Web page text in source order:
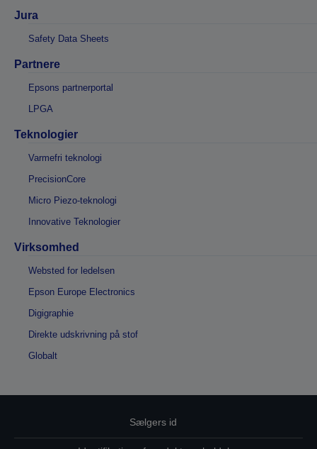
Jura
Safety Data Sheets
Partnere
Epsons partnerportal
LPGA
Teknologier
Varmefri teknologi
PrecisionCore
Micro Piezo-teknologi
Innovative Teknologier
Virksomhed
Websted for ledelsen
Epson Europe Electronics
Digigraphie
Direkte udskrivning på stof
Globalt
Sælgers id